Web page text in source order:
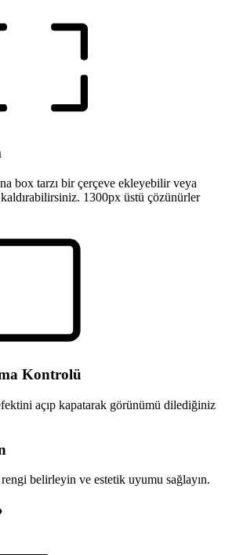
box tarzı bir çerçeve ekleyebilir veya
1300px üstü çözünürler
Kontrolü
açıp kapatarak görünümü dilediğiniz
rengi belirleyin ve estetik uyumu sağlayın.